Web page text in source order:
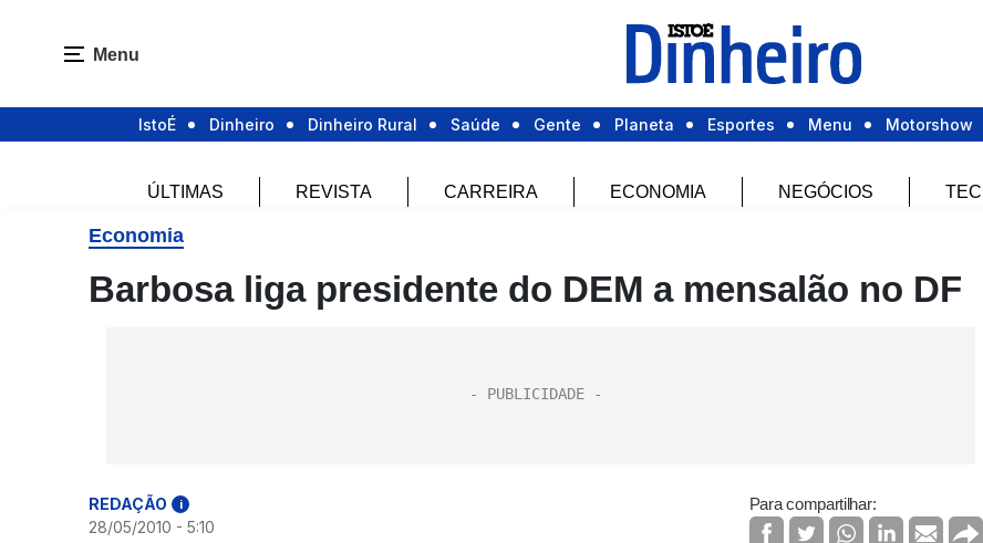
Menu
IstoÉ Dinheiro Dinheiro Rural Saúde Gente Planeta Esportes Menu Motorshow
ÚLTIMAS REVISTA CARREIRA ECONOMIA NEGÓCIOS
Economia
Barbosa liga presidente do DEM a mensalão no DF
REDAÇÃO i
28/05/2010 - 5:10
Para compartilhar: